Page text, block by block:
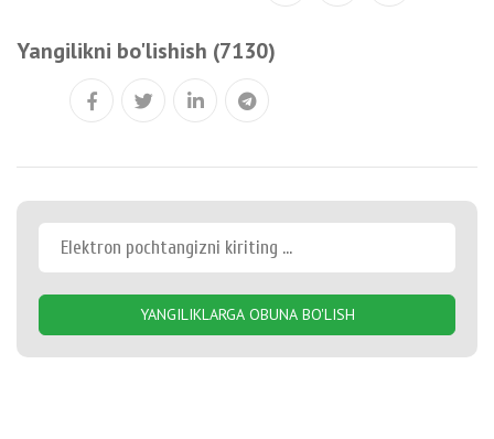
Yangilikni bo'lishish (7130)
YANGILIKLARGA OBUNA BO'LISH